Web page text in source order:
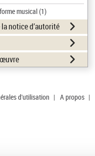
musical(1)
notice d’autorité
d'utilisation | A propos |